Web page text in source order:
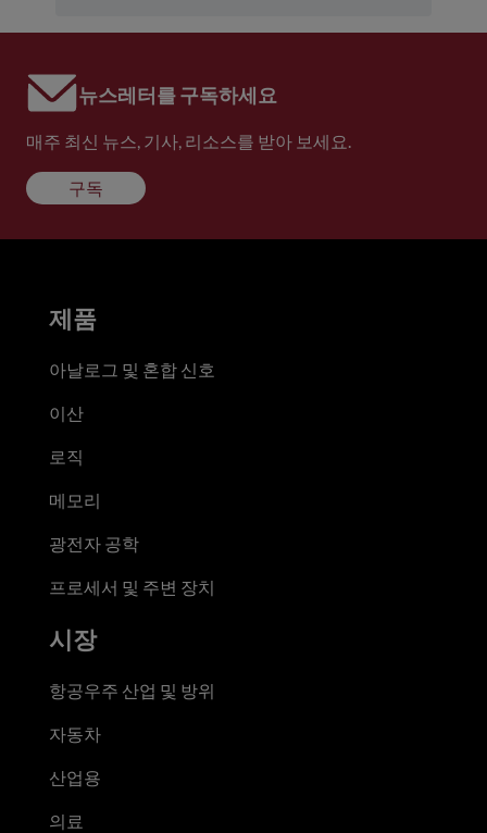
뉴스레터를 구독하세요
매주 최신 뉴스, 기사, 리소스를 받아 보세요.
구독
제품
아날로그 및 혼합 신호
이산
로직
메모리
광전자 공학
프로세서 및 주변 장치
시장
항공우주 산업 및 방위
자동차
산업용
의료